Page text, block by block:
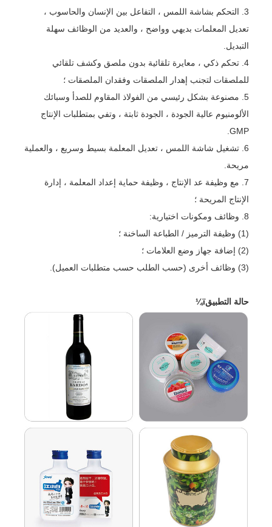
3. التحكم بشاشة اللمس ، التفاعل بين الإنسان والحاسوب ،
تعديل المعلمات بديهي وواضح ، والعديد من الوظائف سهلة
التبديل.
4. تحكم ذكي ، معايرة تلقائية بدون ملصق وكشف تلقائي
للملصقات لتجنب إهدار الملصقات وفقدان الملصقات ؛
5. مصنوعة بشكل رئيسي من الفولاذ المقاوم للصدأ وسبائك
الألومنيوم عالية الجودة ، الجودة ثابتة ، وتفي بمتطلبات الإنتاج
GMP.
6. تشغيل شاشة اللمس ، تعديل المعلمة بسيط وسريع ، والعملية
مريحة.
7. مع وظيفة عد الإنتاج ، وظيفة حماية إعداد المعلمة ، إدارة
الإنتاج المريحة ؛
8. وظائف ومكونات اختيارية:
(1) وظيفة الترميز / الطباعة الساخنة ؛
(2) إضافة جهاز وضع العلامات ؛
(3) وظائف أخرى (حسب الطلب حسب متطلبات العميل).
حالة التطبيقï¼